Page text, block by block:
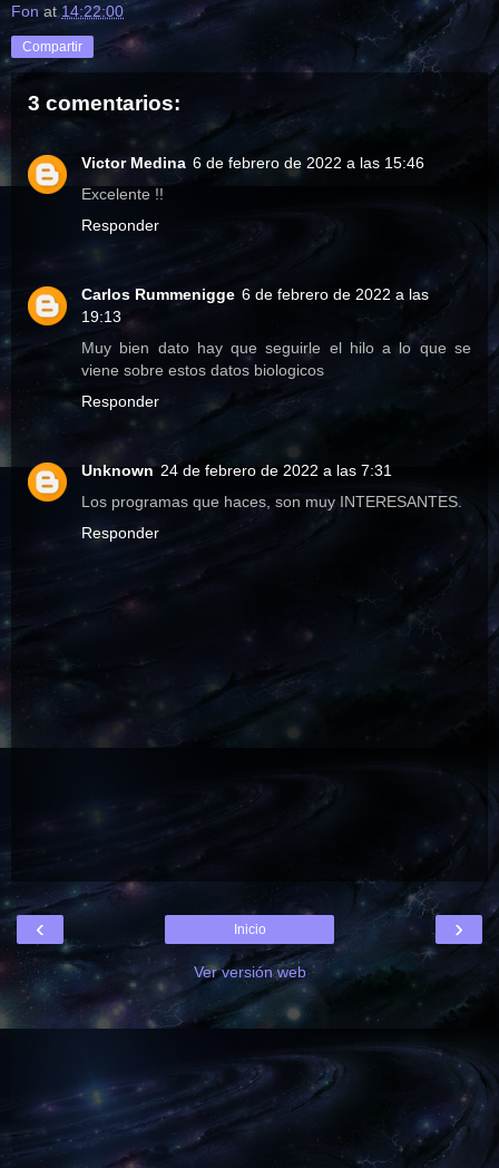
Fon at 14:22:00
Compartir
3 comentarios:
Victor Medina 6 de febrero de 2022 a las 15:46
Excelente !!
Responder
Carlos Rummenigge 6 de febrero de 2022 a las
19:13
Muy bien dato hay que seguirle el hilo a lo que se
viene sobre estos datos biologicos
Responder
Unknown 24 de febrero de 2022 a las 7:31
Los programas que haces, son muy INTERESANTES.
Responder
‹ ›
Inicio
Ver versión web